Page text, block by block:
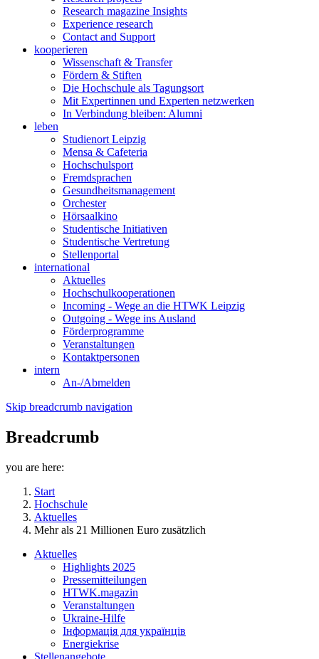
Research magazine Insights
Experience research
Contact and Support
kooperieren
Wissenschaft & Transfer
Fördern & Stiften
Die Hochschule als Tagungsort
Mit Expertinnen und Experten netzwerken
In Verbindung bleiben: Alumni
leben
Studienort Leipzig
Mensa & Cafeteria
Hochschulsport
Fremdsprachen
Gesundheitsmanagement
Orchester
Hörsaalkino
Studentische Initiativen
Studentische Vertretung
Stellenportal
international
Aktuelles
Hochschulkooperationen
Incoming - Wege an die HTWK Leipzig
Outgoing - Wege ins Ausland
Förderprogramme
Veranstaltungen
Kontaktpersonen
intern
An-/Abmelden
Skip breadcrumb navigation
Breadcrumb
you are here:
Start
Hochschule
Aktuelles
Mehr als 21 Millionen Euro zusätzlich
Aktuelles
Highlights 2025
Pressemitteilungen
HTWK.magazin
Veranstaltungen
Ukraine-Hilfe
Інформація для українців
Energiekrise